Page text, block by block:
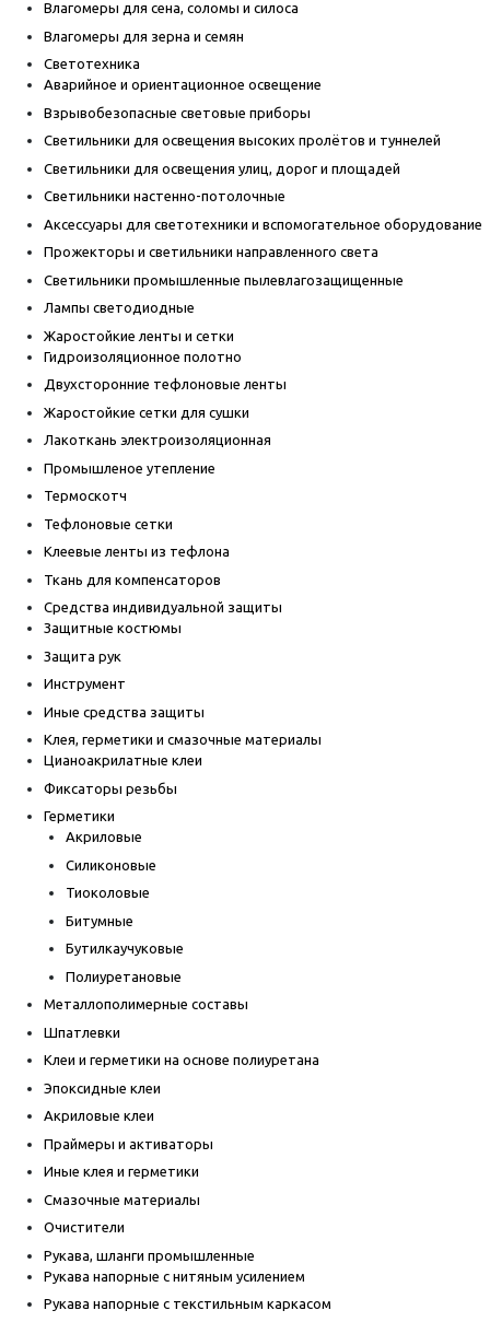
Влагомеры для сена, соломы и силоса
Влагомеры для зерна и семян
Светотехника
Аварийное и ориентационное освещение
Взрывобезопасные световые приборы
Светильники для освещения высоких пролётов и туннелей
Светильники для освещения улиц, дорог и площадей
Светильники настенно-потолочные
Аксессуары для светотехники и вспомогательное оборудование
Прожекторы и светильники направленного света
Светильники промышленные пылевлагозащищенные
Лампы светодиодные
Жаростойкие ленты и сетки
Гидроизоляционное полотно
Двухсторонние тефлоновые ленты
Жаростойкие сетки для сушки
Лакоткань электроизоляционная
Промышленое утепление
Термоскотч
Тефлоновые сетки
Клеевые ленты из тефлона
Ткань для компенсаторов
Средства индивидуальной защиты
Защитные костюмы
Защита рук
Инструмент
Иные средства защиты
Клея, герметики и смазочные материалы
Цианоакрилатные клеи
Фиксаторы резьбы
Герметики
Акриловые
Силиконовые
Тиоколовые
Битумные
Бутилкаучуковые
Полиуретановые
Металлополимерные составы
Шпатлевки
Клеи и герметики на основе полиуретана
Эпоксидные клеи
Акриловые клеи
Праймеры и активаторы
Иные клея и герметики
Смазочные материалы
Очистители
Рукава, шланги промышленные
Рукава напорные с нитяным усилением
Рукава напорные с текстильным каркасом